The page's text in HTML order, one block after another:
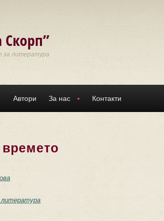
Скорп”
за литература
Автори За нас Контакти